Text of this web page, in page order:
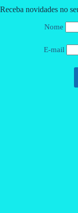
Receba novidades no
Nome
E-mail